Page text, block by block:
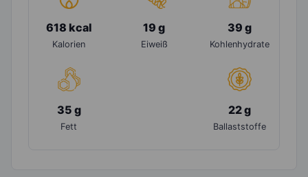
618 kcal
Kalorien
19 g
Eiweiß
39 g
Kohlenhydrate
35 g
Fett
22 g
Ballaststoffe